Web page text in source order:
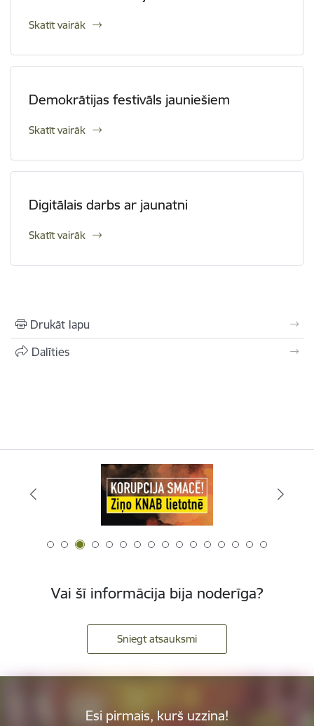
Skatīt vairāk
Demokrātijas festivāls jauniešiem
Skatīt vairāk
Digitālais darbs ar jaunatni
Skatīt vairāk
Drukāt lapu
Dalīties
Vai šī informācija bija noderīga?
Sniegt atsauksmi
Esi pirmais, kurš uzzina!